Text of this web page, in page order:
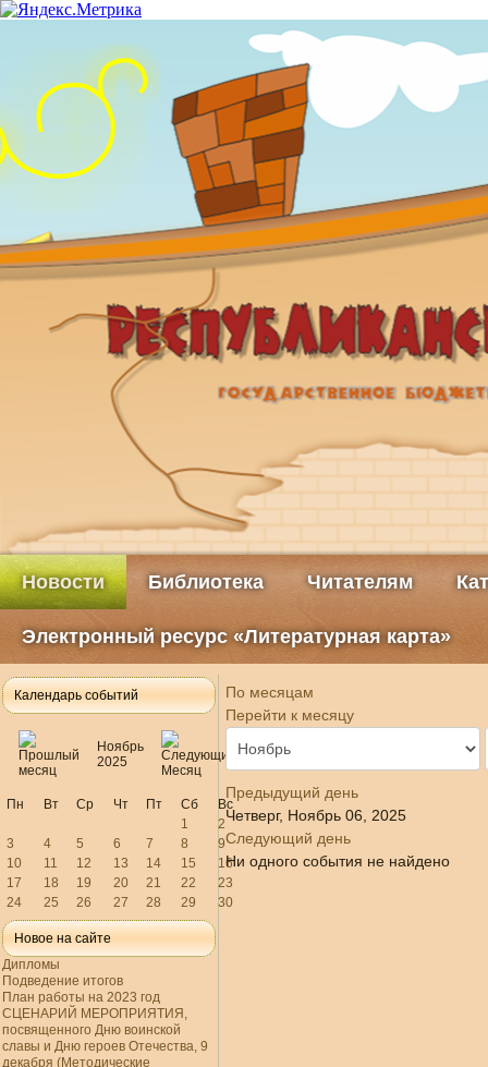
Новости Библиотека Читателям
Электронный ресурс «Литературная карта»
Календарь событий
Ноябрь
2025
Пн Вт Ср Чт Пт Сб
Вс
1
2
3
4 5 6 7 8
9
10
11 12 13 14 15
16
17
18 19 20 21 22
23
24
25 26 27 28 29 30
Новое на сайте
Дипломы
Подведение итогов
План работы на 2023 год
СЦЕНАРИЙ МЕРОПРИЯТИЯ,
посвященного Дню воинской
славы и Дню героев Отечества, 9
декабря (Методические
По месяцам
Перейти к месяцу
Предыдущий день
Четверг, Ноябрь 06, 2025
Следующий день
Ни одного события не найдено